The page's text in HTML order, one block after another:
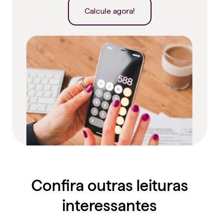
Calcule agora!
Confira outras leituras
interessantes